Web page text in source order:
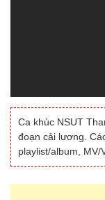
Ca khúc NSUT
đoạn cải lương.
playlist/album,